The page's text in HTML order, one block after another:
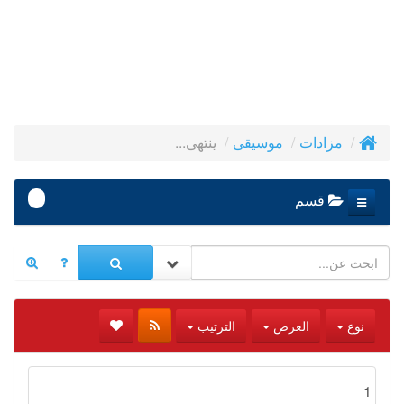
مزادات موسيقى ينتهى...
قسم
نوع العرض الترتيب
1